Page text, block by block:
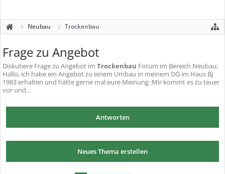
Neubau Trockenbau
Frage zu Angebot
Diskutiere Frage zu Angebot im Trockenbau Forum im Bereich Neubau;
Hallo, ich habe ein Angebot zu einem Umbau in meinem DG im Haus Bj
1983 erhalten und hätte gerne mal eure Meinung :Mir kommt es zu teuer
vor und...
Antworten
Neues Thema erstellen